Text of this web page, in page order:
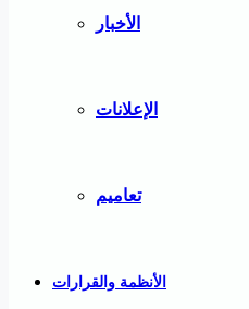
الأخبار
الإعلانات
تعاميم
الأنظمة والقرارات